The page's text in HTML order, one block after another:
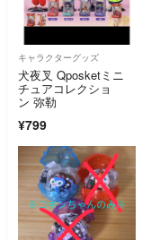
キャラクターグッズ
犬夜叉 Qposketミニ
チュアコレクショ
ン 弥勒
¥799